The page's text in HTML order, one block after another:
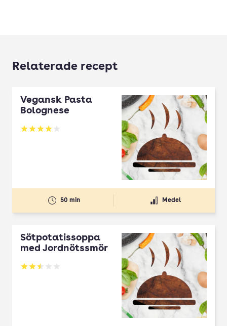
Relaterade recept
Vegansk Pasta
Bolognese
Betyg: 4 av 5
50 min Medel
Sötpotatissoppa
med Jordnötssmör
Betyg: 2.5 av 5